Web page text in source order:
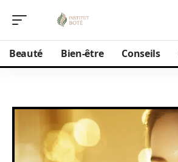
Beauté Bien-être Conseils